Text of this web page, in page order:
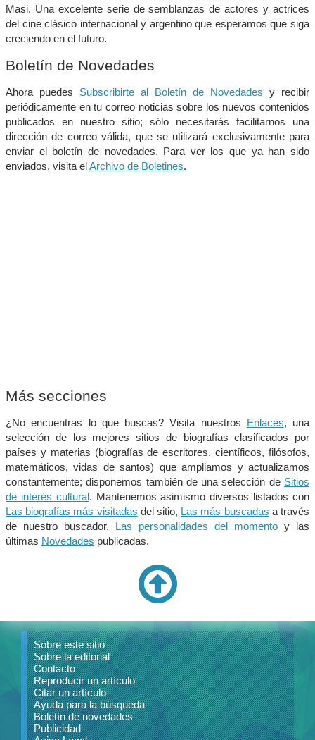
Masi. Una excelente serie de semblanzas de actores y actrices
del cine clásico internacional y argentino que esperamos que siga
creciendo en el futuro.
Boletín de Novedades
Ahora puedes Subscribirte al Boletín de Novedades y recibir
periódicamente en tu correo noticias sobre los nuevos contenidos
publicados en nuestro sitio; sólo necesitarás facilitarnos una
dirección de correo válida, que se utilizará exclusivamente para
enviar el boletín de novedades. Para ver los que ya han sido
enviados, visita elArchivo de Boletines.
Más secciones
¿No encuentras lo que buscas? Visita nuestros Enlaces, una
selección de los mejores sitios de biografías clasificados por
países y materias (biografías de escritores, científicos, filósofos,
matemáticos, vidas de santos) que ampliamos y actualizamos
constantemente; disponemos también de una selección de Sitios
de interés cultural. Mantenemos asimismo diversos listados con
Las biografías más visitadas del sitio, Las más buscadas a través
de nuestro buscador, Las personalidades del momento y las
últimas Novedades publicadas.
Sobre este sitio
Sobre la editorial
Contacto
Reproducir un artículo
Citar un artículo
Ayuda para la búsqueda
Boletín de novedades
Publicidad